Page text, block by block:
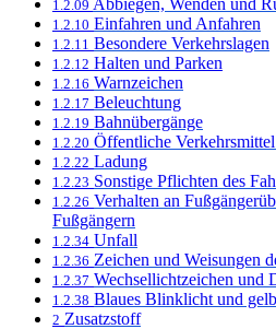
1.2.09
1.2.10 Einfahren und Anfahren
1.2.11 Besondere Verkehrslagen
1.2.12 Halten und Parken
1.2.16 Warnzeichen
1.2.17 Beleuchtung
1.2.19 Bahnübergänge
1.2.20 Öffentliche
1.2.22 Ladung
1.2.23 Sonstige Pflichten des
1.2.26 Verhalten an
Fußgängern
1.2.34 Unfall
1.2.36 Zeichen und Weisungen
1.2.37 Wechsellichtzeichen und
1.2.38 Blaues Blinklicht und
2 Zusatzstoff